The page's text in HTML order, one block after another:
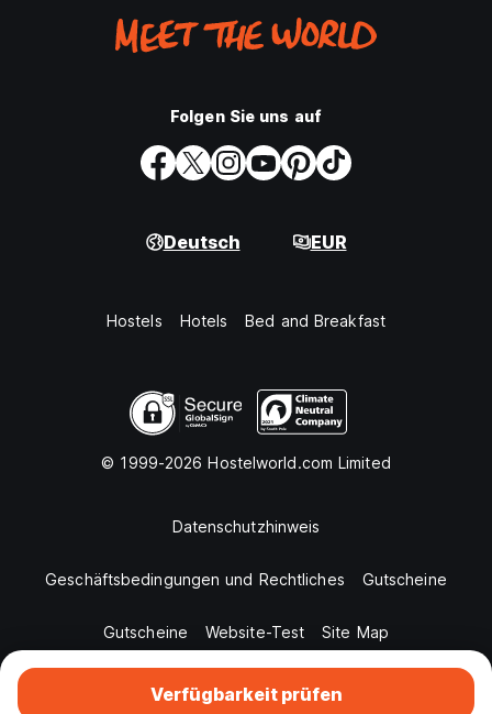
Verfügbarkeit prüfen
Folgen Sie uns auf
Deutsch EUR
Hostels Hotels Bed and Breakfast
© 1999-2026 Hostelworld.com Limited
Datenschutzhinweis
Geschäftsbedingungen und Rechtliches Gutscheine
Gutscheine Website-Test Site Map